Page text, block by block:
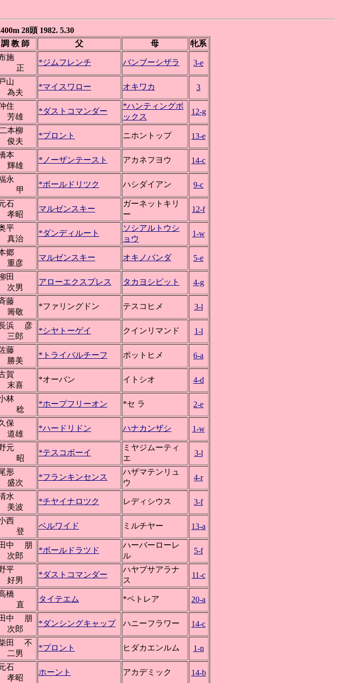
28頭 1982. 5.30
調 教 師 父 母 牝系
施
正
*ジムフレンチ バンブーシザラ 3-e
戸山
為夫
*マイスワロー オキワカ 3
住
芳雄
*ダストコマンダー
*ハンティングボ
ックス
12-g
二本柳
俊夫
*プロント ニホントップ 13-e
本
輝雄
*ノーザンテースト アカネフヨウ 14-c
永
甲
*ボールドリツク ハシダイアン 9-c
石
孝昭
マルゼンスキー
ガーネットキリ
ー
12-f
平
真治
*ダンディルート
ソシアルトウシ
ョウ
1-w
郷
重彦
マルゼンスキー オキノバンダ 5-e
田
次男
アローエクスプレス タカヨシピット 4-g
藤
籌敬
*ファリングドン テスコヒメ 3-l
浜 彦
三郎
*シヤトーゲイ クインリマンド 1-l
藤
勝美
*トライバルチーフ ポットヒメ 6-a
賀
末喜
*オーバン イトシオ 4-d
林
稔
*ホープフリーオン *セ ラ 2-e
保
道雄
*ハードリドン ハナカンザシ 1-w
元
昭
*テスコボーイ
ミヤジムーティ
エ
3-l
形
盛次
*フランキンセンス
ハザマテンリュ
ウ
4-r
水
美波
*チヤイナロツク レディシウス 3-f
西
登
ベルワイド ミルチヤー 13-a
中 朋
次郎
*ボールドラツド
ハーバーローレ
ル
5-f
平
好男
*ダストコマンダー
ハヤブサアラナ
ス
11-c
橋
直
タイテエム *ペトレア 20-a
中 朋
次郎
*ダンシングキャップ ハニーフラワー 14-c
田 不
二男
*プロント ヒダカエンルム 1-n
石
孝昭
ホーント アカデミック 14-b